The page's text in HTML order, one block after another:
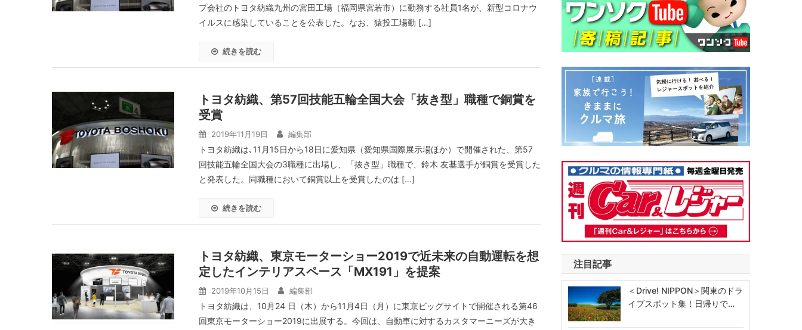
プ会社のトヨタ紡織九州の宮田工場（福岡県宮若市）に勤務する社員1名が、新型コロナウ
イルスに感染していることを公表した。なお、猿投工場勤 […]
続きを読む
トヨタ紡織、第57回技能五輪全国大会「抜き型」職種で銅賞を
受賞
2019年11月19日 編集部
トヨタ紡織は､11月15日から18日に愛知県（愛知県国際展示場ほか）で開催された、第57
回技能五輪全国大会の3職種に出場し、「抜き型」職種で、鈴木 友基選手が銅賞を受賞した
と発表した。同職種において銅賞以上を受賞したのは […]
続きを読む
トヨタ紡織、東京モーターショー2019で近未来の自動運転を想
定したインテリアスペース「MX191」を提案
2019年10月15日 編集部
トヨタ紡織は、10月24 日（木）から11月4日（月）に東京ビッグサイトで開催される第46
回東京モーターショー2019に出展する。今回は、自動車に対するカスタマーニーズが大き
注目記事
＜Drive! NIPPON＞関東のドラ
イブスポット集！日帰りで…